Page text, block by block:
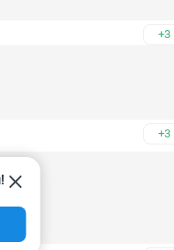
+3
+3